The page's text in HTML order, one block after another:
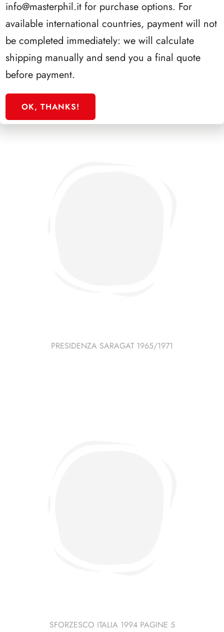
nascita
principe
Ranieri
III
quantità
moneta
da
Euro
Monaco
di
AGGIUNGI AL CARRELLO
PRODOTTI CORRELATI
PRESIDENZA SARAGAT 1965/1971
SFORZESCO ITALIA 1994 PAGINE 5
info@masterphil.it for purchase options. For
available international countries, payment will not
be completed immediately: we will calculate
shipping manually and send you a final quote
before payment.
OK, THANKS!